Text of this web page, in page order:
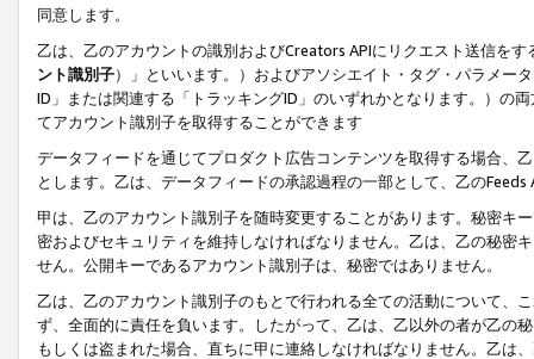
同意します。
乙は、乙のアカウントの識別およびCreators APIにリクエスト送信を
ント識別子）」といいます。）およびアソシエイト・タグ・パラメー
ID」または関連する「トラッキングID」のいずれかとなります。）の
てアカウント識別子を取得することができます
データフィードを通じてプロダクト広告コンテンツを取得する場合、
とします。乙は、データフィードの承認過程の一部として、乙の
甲は、乙のアカウント識別子を随時変更することがあります。秘密キ
密およびセキュリティを維持しなければなりません。乙は、乙の秘密
せん。公開キーであるアカウント識別子は、秘密ではありません。
乙は、乙のアカウント識別子のもとで行われる全ての活動について、
ず、全面的に責任を負います。したがって、乙は、乙以外の者が乙の
もしくは盗まれた場合、直ちに甲に連絡しなければなりません。乙は